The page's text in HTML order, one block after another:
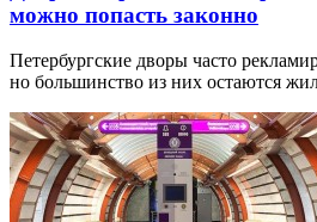
можно попасть законно
Петербургские дворы часто
но большинство из них остаются